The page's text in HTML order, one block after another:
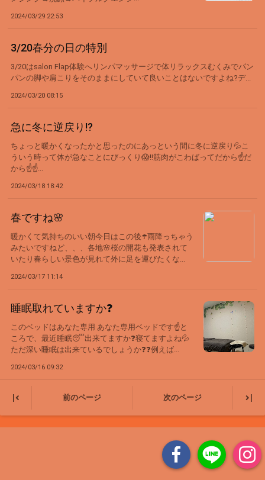
2024/03/29 22:53
3/20春分の日の特別
3/20はsalon Flap体験へリンパマッサージで体リラックスむくみでパン
パンの脚や肩こりをそのままにしていて良いことはないですよね?デ...
2024/03/20 08:15
急に冬に逆戻り⁉️
ちょっと暖かくなったかと思ったのにあっという間に冬に逆戻り💦こ
ういう時って体が急なことにびっくり😱‼️筋肉がこわばってだから☝️だ
から☝️☝...
2024/03/18 18:42
春ですね🌸
暖かくて気持ちのいい朝今日はこの後☂️雨降っちゃう
みたいですねど、、、各地🌸桜の開花も発表されて
いたり春らしい景色が見れて外に足を運びたくな...
2024/03/17 11:14
睡眠取れていますか❓
このベッドはあなた専用 あなた専用ベッドです☝️と
ころで、最近睡眠😴出来てますか❓寝てますよね💦
ただ深い睡眠は出来ているでしょうか❓❓例えば...
2024/03/16 09:32
| 前のページ 次のページ |